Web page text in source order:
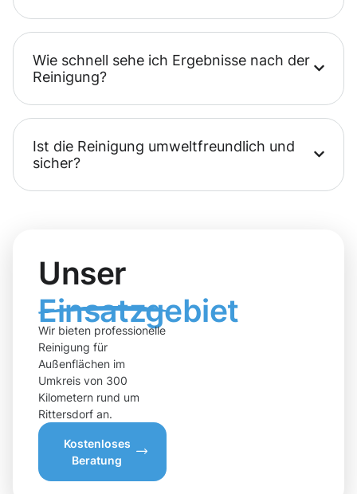
Wie schnell sehe ich Ergebnisse nach der
Reinigung?
Ist die Reinigung umweltfreundlich und
sicher?
Unser
Einsatzgebiet
Wir bieten professionelle
Reinigung für
Außenflächen im
Umkreis von 300
Kilometern rund um
Rittersdorf an.
Kostenloses
Beratung